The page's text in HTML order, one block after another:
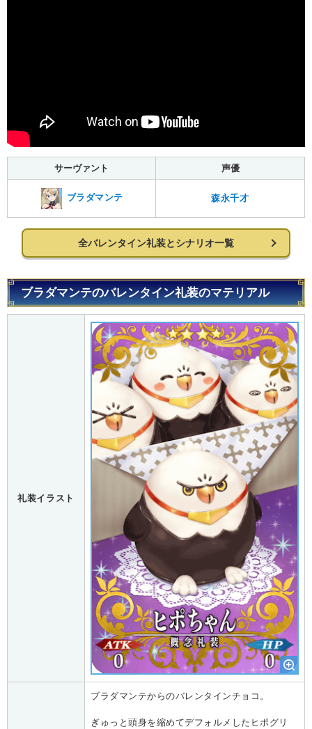
サーヴァント 声優
ブラダマンテ 森永千才
全バレンタイン礼装とシナリオ一覧
ブラダマンテのバレンタイン礼装のマテリアル
礼装イラスト
ブラダマンテからのバレンタインチョコ。
ぎゅっと頭身を縮めてデフォルメしたヒポグリ